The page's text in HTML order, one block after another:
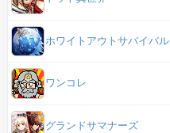
ホワイトアウトサバイバル
ワンコレ
グランドサマナーズ